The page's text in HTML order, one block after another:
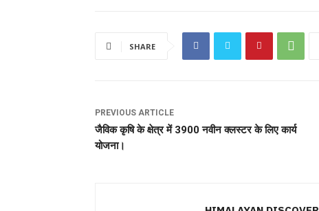
SHARE
PREVIOUS ARTICLE
जैविक कृषि के क्षेत्र में 3900 नवीन क्लस्टर के लिए कार्य
योजना।